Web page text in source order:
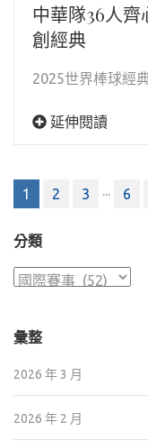
中華隊36人
創經典
2025世界棒球經
延伸閱讀
文
章
分
頁
1 2 3 6
分類
分
彙整
2026 年 3 月
2026 年 2 月